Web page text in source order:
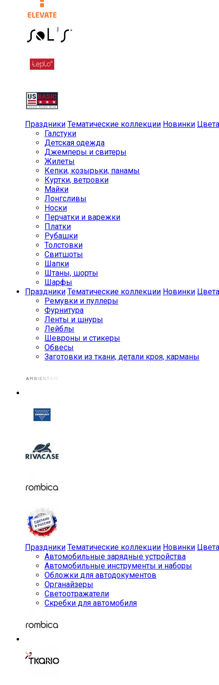
Праздники Тематические коллекции Новинки Цвета
Галстуки
Детская одежда
Джемперы и свитеры
Жилеты
Кепки, козырьки, панамы
Куртки, ветровки
Майки
Лонгсливы
Носки
Перчатки и варежки
Платки
Рубашки
Толстовки
Свитшоты
Шапки
Штаны, шорты
Шарфы
Праздники Тематические коллекции Новинки Цвета
Ремувки и пуллеры
Фурнитура
Ленты и шнуры
Лейблы
Шевроны и стикеры
Обвесы
Заготовки из ткани, детали кроя, карманы
Праздники Тематические коллекции Новинки Цвета
Автомобильные зарядные устройства
Автомобильные инструменты и наборы
Обложки для автодокументов
Органайзеры
Светоотражатели
Скребки для автомобиля